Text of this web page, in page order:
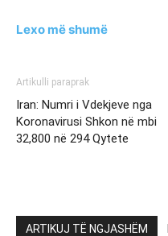
Lexo më shumë
Artikulli paraprak
Iran: Numri i Vdekjeve nga
Koronavirusi Shkon në mbi
32,800 në 294 Qytete
ARTIKUJ TË NGJASHËM